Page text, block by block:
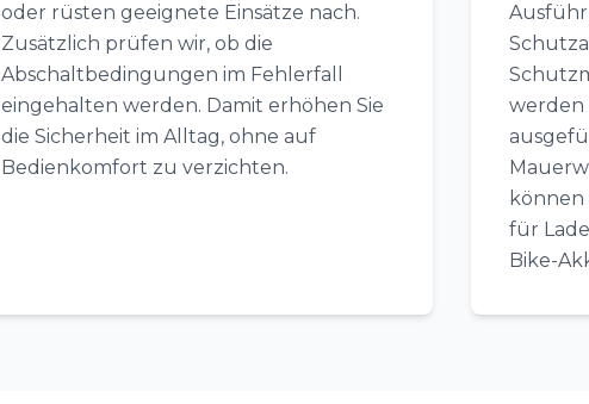
oder rüsten geeignete Einsätze nach.
Zusätzlich prüfen wir, ob die
Abschaltbedingungen im Fehlerfall
eingehalten werden. Damit erhöhen Sie
die Sicherheit im Alltag, ohne auf
Bedienkomfort zu verzichten.
können
für
Bike-